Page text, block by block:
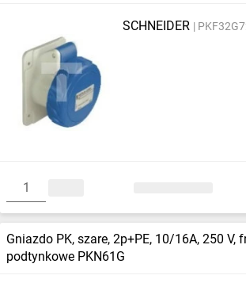
SCHNEIDER
Gniazdo PK, szare, 2p+PE, 10/16A, 250 V,
podtynkowe PKN61G